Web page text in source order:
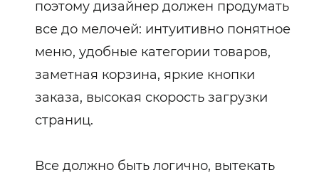
поэтому дизайнер должен продумать
все до мелочей: интуитивно понятное
меню, удобные категории товаров,
заметная корзина, яркие кнопки
заказа, высокая скорость загрузки
страниц.
Все должно быть логично, вытекать